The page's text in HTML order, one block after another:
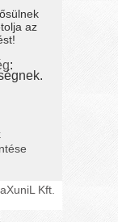
az
:
Kft.